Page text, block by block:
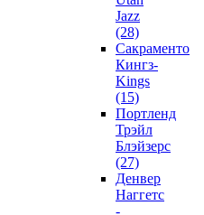
Jazz
(28)
Сакраменто
Кингз-
Kings
(15)
Портленд
Трэйл
Блэйзерс
(27)
Денвер
Наггетс
-